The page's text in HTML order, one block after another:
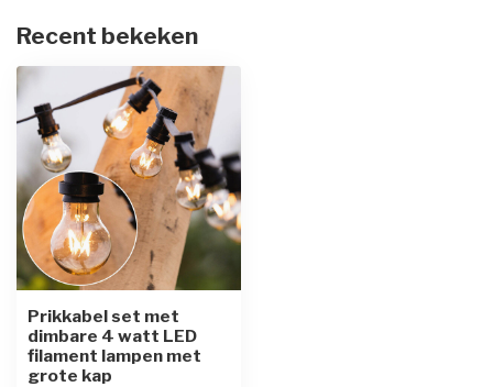
Recent bekeken
Prikkabel set met
dimbare 4 watt LED
filament lampen met
grote kap